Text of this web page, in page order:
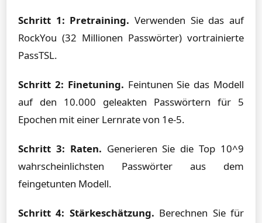
Schritt 1: Pretraining. Verwenden Sie das auf
RockYou (32 Millionen Passwörter) vortrainierte
PassTSL.
Schritt 2: Finetuning. Feintunen Sie das Modell
auf den 10.000 geleakten Passwörtern für 5
Epochen mit einer Lernrate von 1e-5.
Schritt 3: Raten. Generieren Sie die Top 10^9
wahrscheinlichsten Passwörter aus dem
feingetunten Modell.
Schritt 4: Stärkeschätzung. Berechnen Sie für